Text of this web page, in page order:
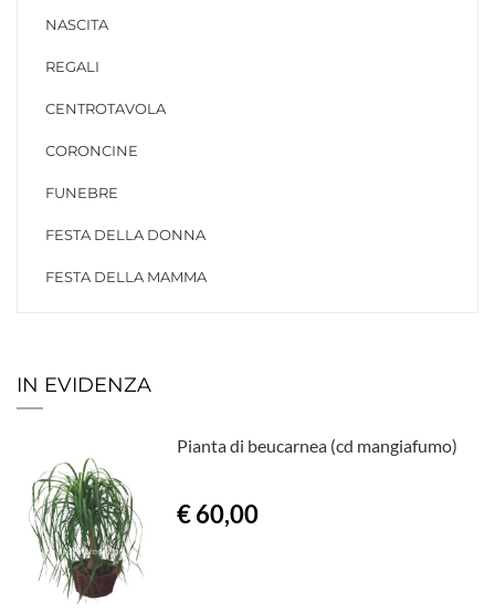
NASCITA
REGALI
CENTROTAVOLA
CORONCINE
FUNEBRE
FESTA DELLA DONNA
FESTA DELLA MAMMA
IN EVIDENZA
Pianta di beucarnea (cd mangiafumo)
€ 60,00